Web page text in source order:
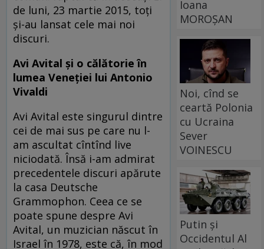
de luni, 23 martie 2015, toți
și-au lansat cele mai noi
discuri.
Avi Avital și o călătorie în
lumea Veneției lui Antonio
Vivaldi
Avi Avital este singurul dintre
cei de mai sus pe care nu l-
am ascultat cîntînd live
niciodată. Însă i-am admirat
precedentele discuri apărute
la casa Deutsche
Grammophon. Ceea ce se
poate spune despre Avi
Avital, un muzician născut în
Israel în 1978, este că, în mod
Ioana
MOROȘAN
Noi, cînd se
ceartă Polonia
cu Ucraina
Sever
VOINESCU
Putin și
Occidentul Al